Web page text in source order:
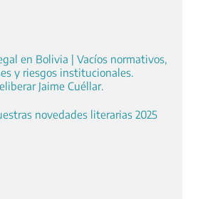
en Bolivia | Vacíos normativos,
y riesgos institucionales.
Jaime Cuéllar.
novedades literarias 2025